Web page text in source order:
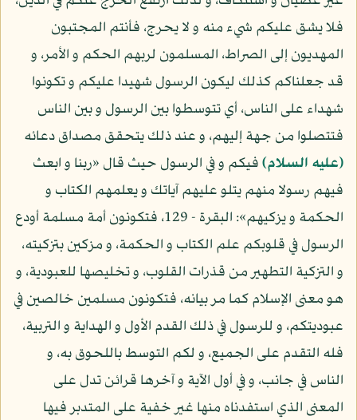
فلا يشق عليكم شيء منه و لا يحرج، فأنتم المجتبون
المهديون إلى الصراط، المسلمون لربهم الحكم و الأمر، و
قد جعلناكم كذلك ليكون الرسول شهيدا عليكم و تكونوا
شهداء على الناس، أي تتوسطوا بين الرسول و بين الناس
فتتصلوا من جهة إليهم، و عند ذلك يتحقق مصداق دعائه
(عليه السلام)فيكم و في الرسول حيث قال «ربنا و ابعث
فيهم رسولا منهم يتلو عليهم آياتك و يعلمهم الكتاب و
الحكمة و يزكيهم»: البقرة - 129، فتكونون أمة مسلمة أودع
الرسول في قلوبكم علم الكتاب و الحكمة، و مزكين بتزكيته،
و التزكية التطهير من قذرات القلوب، و تخليصها للعبودية، و
هو معنى الإسلام كما مر بيانه، فتكونون مسلمين خالصين في
عبوديتكم، و للرسول في ذلك القدم الأول و الهداية و التربية،
فله التقدم على الجميع، و لكم التوسط باللحوق به، و
الناس في جانب، و في أول الآية و آخرها قرائن تدل على
المعنى الذي استفدناه منها غير خفية على المتدبر فيها